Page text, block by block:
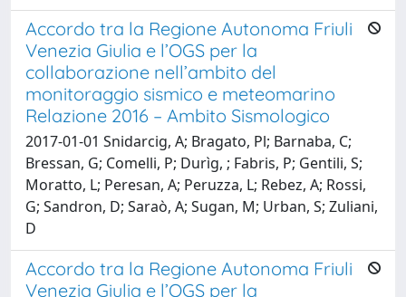
Accordo tra la Regione Autonoma Friuli
Venezia Giulia e l’OGS per la
collaborazione nell’ambito del
monitoraggio sismico e meteomarino
Relazione 2016 – Ambito Sismologico
2017-01-01 Snidarcig, A; Bragato, Pl; Barnaba, C;
Bressan, G; Comelli, P; Durìg, ; Fabris, P; Gentili, S;
Moratto, L; Peresan, A; Peruzza, L; Rebez, A; Rossi,
G; Sandron, D; Saraò, A; Sugan, M; Urban, S; Zuliani,
D
Accordo tra la Regione Autonoma Friuli
Venezia Giulia e l’OGS per la